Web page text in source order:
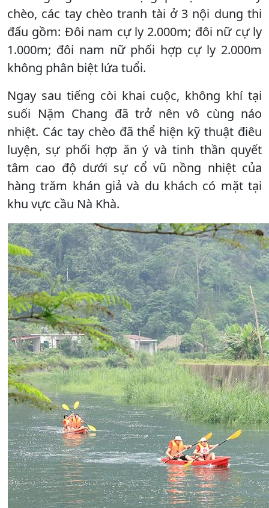
chèo, các tay chèo tranh tài ở 3 nội dung thi
đấu gồm: Đôi nam cự ly 2.000m; đôi nữ cự ly
1.000m; đôi nam nữ phối hợp cự ly 2.000m
không phân biệt lứa tuổi.
Ngay sau tiếng còi khai cuộc, không khí tại
suối Nặm Chang đã trở nên vô cùng náo
nhiệt. Các tay chèo đã thể hiện kỹ thuật điêu
luyện, sự phối hợp ăn ý và tinh thần quyết
tâm cao độ dưới sự cổ vũ nồng nhiệt của
hàng trăm khán giả và du khách có mặt tại
khu vực cầu Nà Khà.